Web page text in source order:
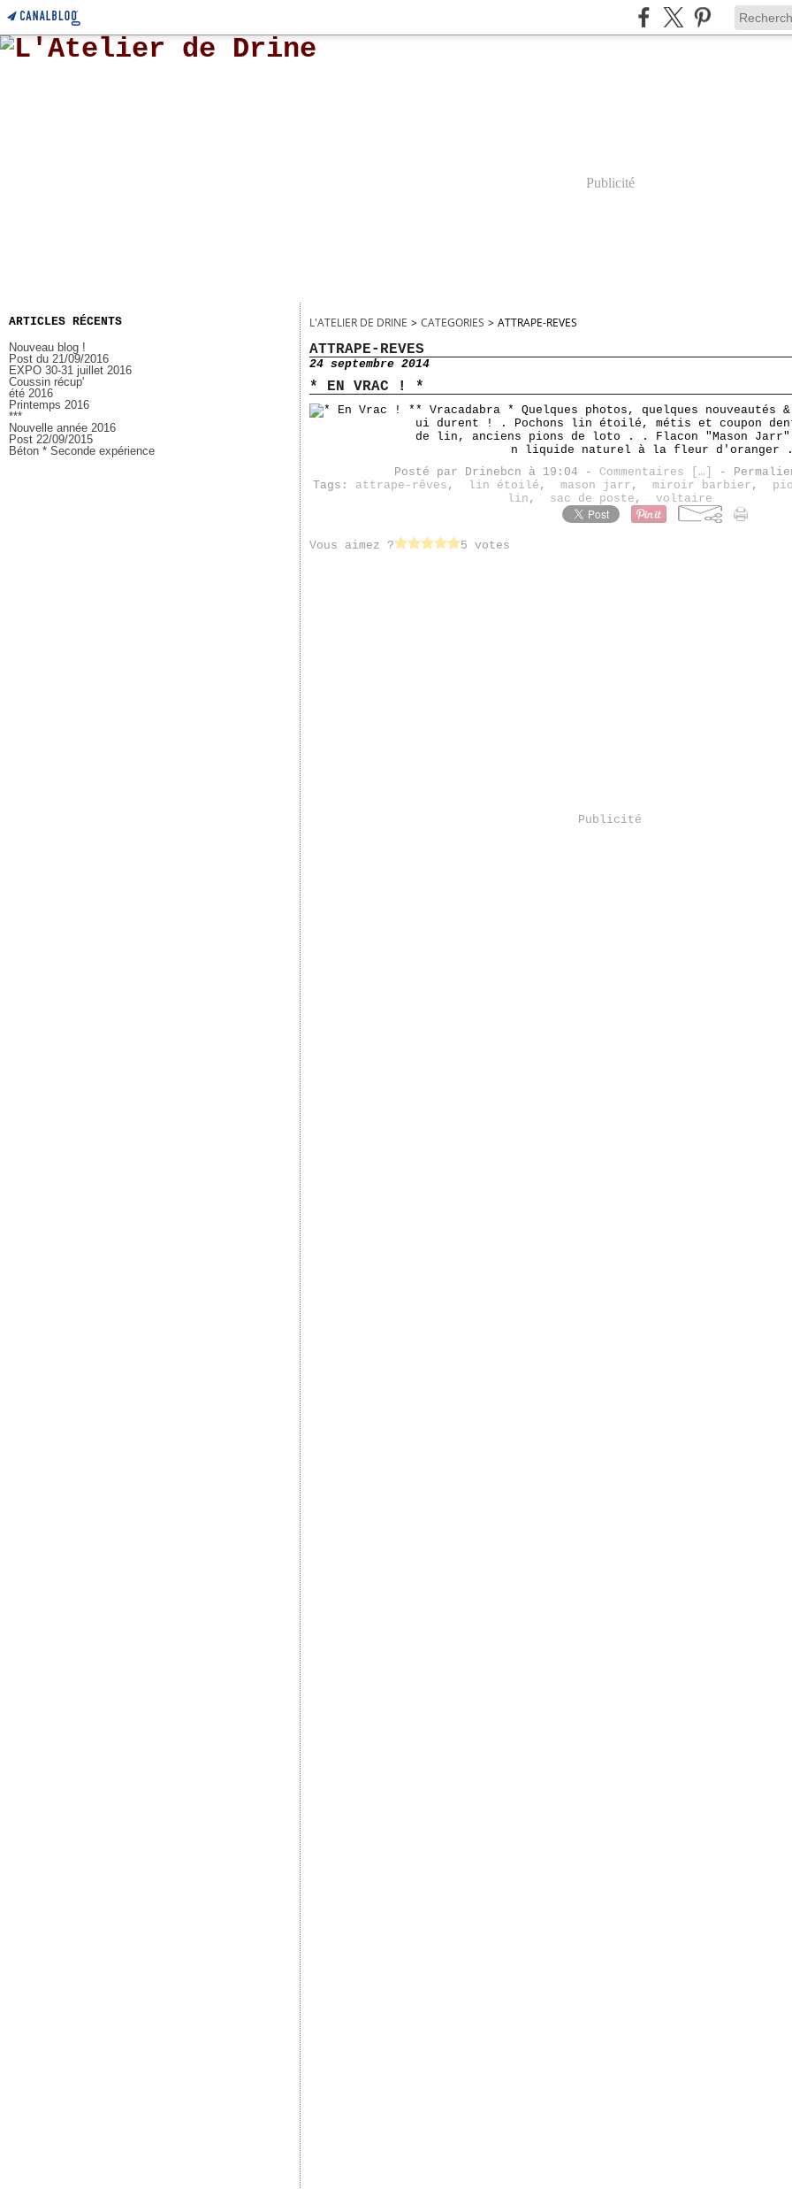
Publicité
ARTICLES RÉCENTS
Nouveau blog !
Post du 21/09/2016
EXPO 30-31 juillet 2016
Coussin récup'
été 2016
Printemps 2016
***
Nouvelle année 2016
Post 22/09/2015
Béton * Seconde expérience
L'ATELIER DE DRINE > CATEGORIES > ATTRAPE-REVES
ATTRAPE-REVES
24 septembre 2014
* EN VRAC ! *
* Vracadabra * Quelques photos, quelques nouveautés
ui durent ! . Pochons lin étoilé, métis et coupon
de lin, anciens pions de loto . . Flacon "Mason Jarr"
n liquide naturel à la fleur d'oranger
Posté par Drinebcn à 19:04 - Commentaires [ … -
Tags: attrape-rêves , lin étoilé , mason jarr , miroir barbier ,
lin , sac de poste , voltaire
Vous aimez ? 5 votes
Publicité